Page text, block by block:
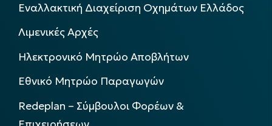
Εναλλακτική Διαχείριση Οχημάτων Ελλάδος
Λιμενικές Αρχές
Ηλεκτρονικό Μητρώο Αποβλήτων
Εθνικό Μητρώο Παραγωγών
Redeplan – Σύμβουλοι Φορέων &